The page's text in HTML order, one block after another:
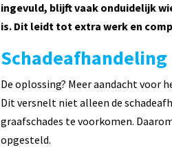
ingevuld, blijft vaak onduidelijk
is. Dit leidt tot extra werk en
Schadeafhandeling
De oplossing? Meer aandacht voor
Dit versnelt niet alleen de
graafschades te voorkomen.
opgesteld.